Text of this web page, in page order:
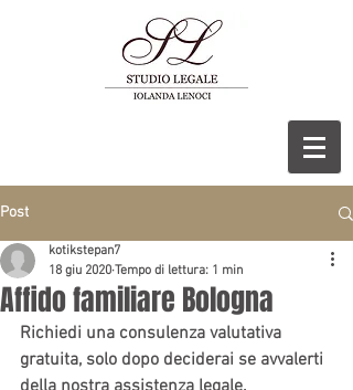
Post
Affido familiare Bologna
kotikstepan7
18 giu 2020 Tempo di lettura: 1 min
Richiedi una consulenza valutativa
gratuita, solo dopo deciderai se avvalerti